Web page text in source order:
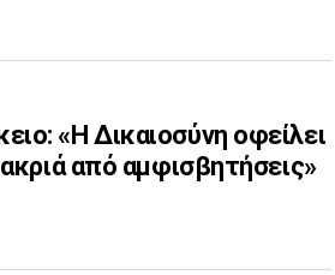
«Η Δικαιοσύνη οφείλει
από αμφισβητήσεις»